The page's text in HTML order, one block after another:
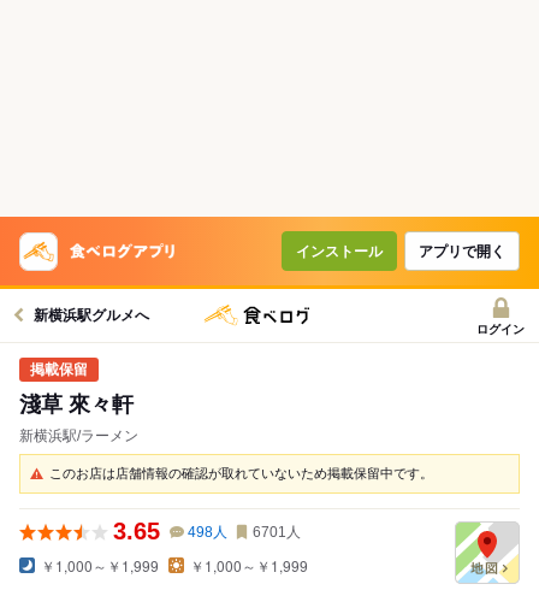
インストール アプリで開く
新横浜駅グルメへ
ログイン
淺草 來々軒
新横浜駅/ラーメン
このお店は店舗情報の確認が取れていないため掲載保留中です。
3.65 498人 6701 人
￥1,000～￥1,999 ￥1,000～￥1,999